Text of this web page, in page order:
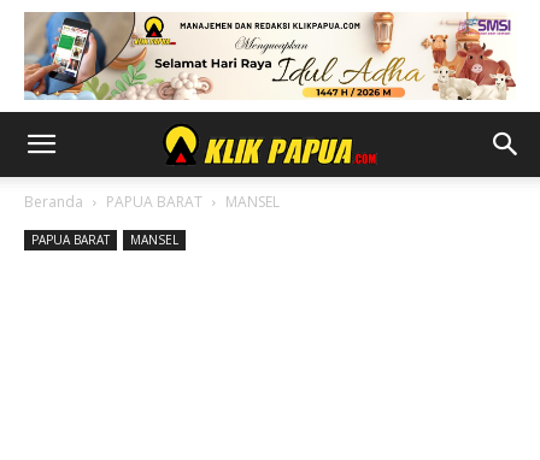
Beranda PAPUA BARAT MANSEL
PAPUA BARAT MANSEL